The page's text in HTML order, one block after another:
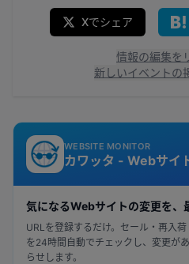
Xでシェア
情報の編集を
新しいイベントの
WEBSITE MONITOR
カワッタ - Webサイ
気になるWebサイトの変更を、
URLを登録するだけ。セール・再入
を24時間自動でチェックし、変更が
らせします。